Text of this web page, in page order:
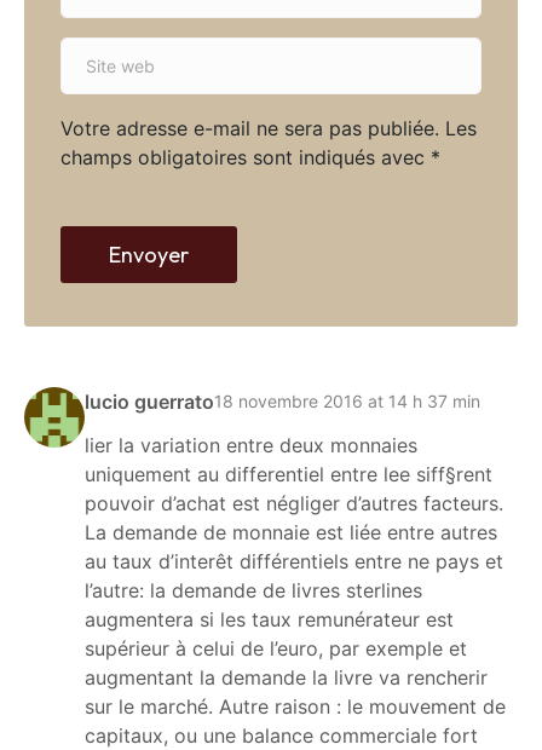
lucio guerrato18 novembre 2016 at 14 h 37 min
lier la variation entre deux monnaies
uniquement au differentiel entre lee siff§rent
pouvoir d’achat est négliger d’autres facteurs.
La demande de monnaie est liée entre autres
au taux d’interêt différentiels entre ne pays et
l’autre: la demande de livres sterlines
augmentera si les taux remunérateur est
supérieur à celui de l’euro, par exemple et
augmentant la demande la livre va rencherir
sur le marché. Autre raison : le mouvement de
capitaux, ou une balance commerciale fort
Votre adresse e-mail ne sera pas publiée. Les
champs obligatoires sont indiqués avec *
*
a
l
*
S
e
w
b
Envoyer